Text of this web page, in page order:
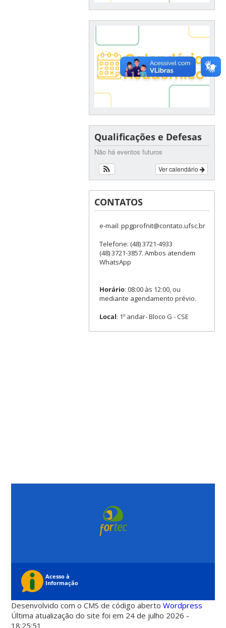
Qualificações e Defesas
Não há eventos futuros
Ver calendário
CONTATOS
e-mail: ppgprofnit@contato.ufsc.br
Telefone: (48) 3721-4933
(48) 3721-3857. Ambos atendem
WhatsApp
Horário: 08:00 às 12:00, ou
mediante agendamento prévio.
Local: 1º andar- Bloco G - CSE
Desenvolvido com o CMS de código abertoWordpress
Última atualização do site foi em 24 de julho 2026 -
18:25:51